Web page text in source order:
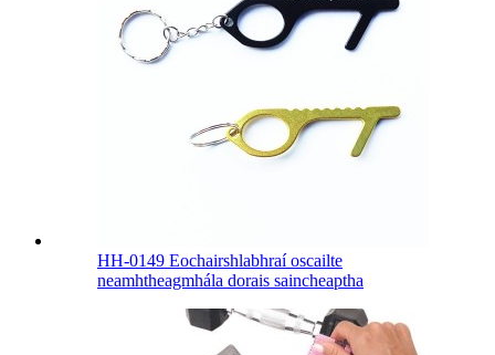
HH-0149 Eochairshlabhraí oscailte
neamhtheagmhála dorais saincheaptha